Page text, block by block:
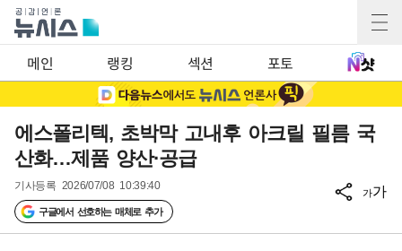
메인 랭킹 섹션 포토
에스폴리텍, 초박막 고내후 아크릴 필름 국
산화…제품 양산·공급
기사등록 2026/07/08 10:39:40
구글에서 선호하는 매체로 추가
가가